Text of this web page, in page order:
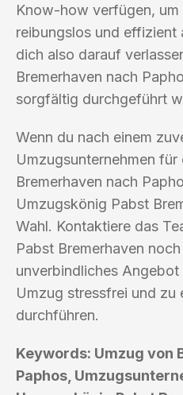
Know-how verfügen, um
reibungslos und
dich also darauf
Bremerhaven nach
sorgfältig durchgeführt
Wenn du nach einem
Umzugsunternehmen
Bremerhaven nach
Umzugskönig Pabst
Wahl. Kontaktiere das
Pabst Bremerhaven
unverbindliches Angebot
Umzug stressfrei und zu
durchführen.
Keywords: Umzug von
Paphos,